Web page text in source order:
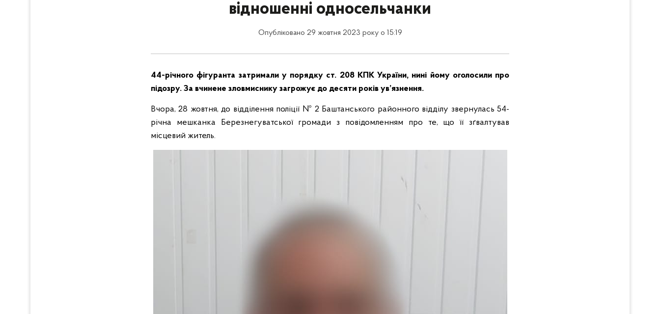
відношенні односельчанки
Опубліковано 29 жовтня 2023 року о 15:19
44-річного фігуранта затримали у порядку ст. 208 КПК України, нині йому оголосили про
підозру. За вчинене зловмиснику загрожує до десяти років ув’язнення.
Вчора, 28 жовтня, до відділення поліції № 2 Баштанського районного відділу звернулась 54-
річна мешканка Березнегуватської громади з повідомленням про те, що її зґвалтував
місцевий житель.